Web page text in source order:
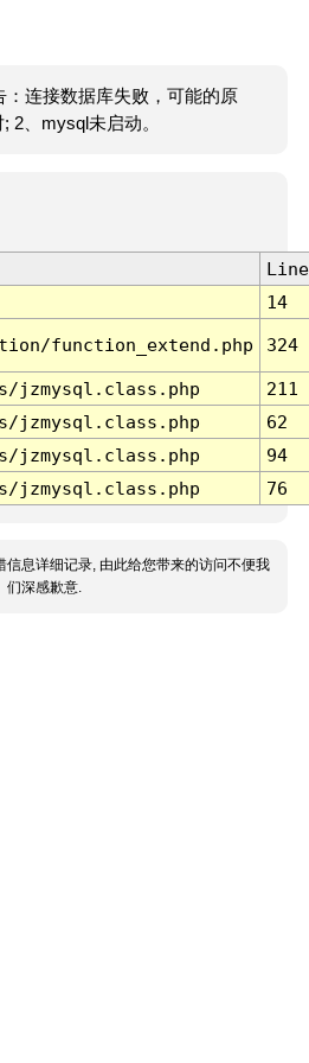
：连接数据库失败，可能的原
2、mysql未启动。
Line
14
function_extend.php 324
jzmysql.class.php
211
jzmysql.class.php
62
jzmysql.class.php
94
jzmysql.class.php 76
信息详细记录, 由此给您带来的访问不便我
们深感歉意.